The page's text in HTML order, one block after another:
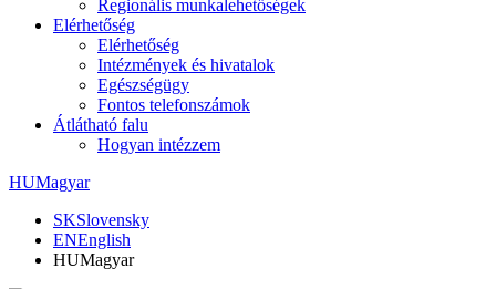
Regionális munkalehetőségek
Elérhetőség
Elérhetőség
Intézmények és hivatalok
Egészségügy
Fontos telefonszámok
Átlátható falu
Hogyan intézzem
HUMagyar
SKSlovensky
ENEnglish
HUMagyar